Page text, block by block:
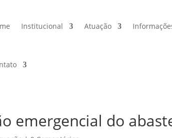
Institucional Atuação
emergencial do